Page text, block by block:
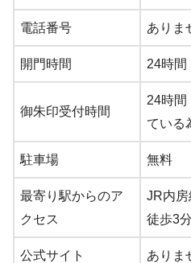
電話番号 ありま
開門時間 24時間
御朱印受付時間
24時
ている
駐車場 無料
最寄り駅からのア
クセス
JR内房
徒歩3分
公式サイト ありま